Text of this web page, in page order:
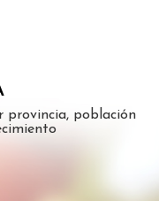
provincia, población